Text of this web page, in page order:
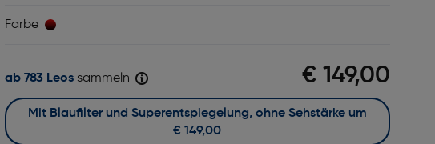
Farbe
€ 149,00
ab 783 Leossammeln
€ 149,00